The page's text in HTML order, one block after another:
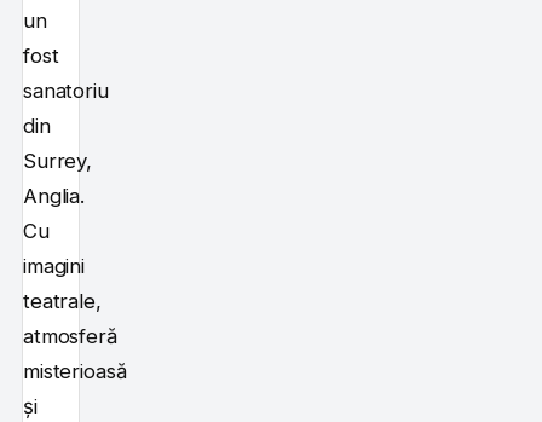
un
fost
sanatoriu
din
Surrey,
Anglia.
Cu
imagini
teatrale,
atmosferă
misterioasă
și